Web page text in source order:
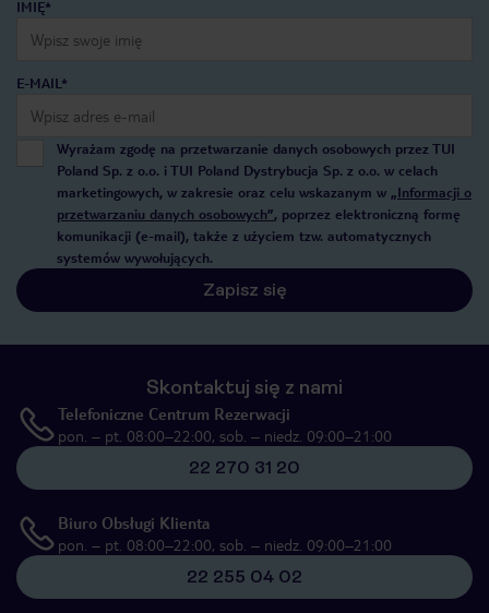
IMIĘ*
E-MAIL*
Wyrażam zgodę na przetwarzanie danych osobowych przez TUI
Poland Sp. z o.o. i TUI Poland Dystrybucja Sp. z o.o. w celach
marketingowych, w zakresie oraz celu wskazanym w „Informacji o
przetwarzaniu danych osobowych”, poprzez elektroniczną formę
komunikacji (e-mail), także z użyciem tzw. automatycznych
systemów wywołujących.
Zapisz się
Skontaktuj się z nami
Telefoniczne Centrum Rezerwacji
pon. – pt. 08:00–22:00, sob. – niedz. 09:00–21:00
22 270 31 20
Biuro Obsługi Klienta
pon. – pt. 08:00–22:00, sob. – niedz. 09:00–21:00
22 255 04 02